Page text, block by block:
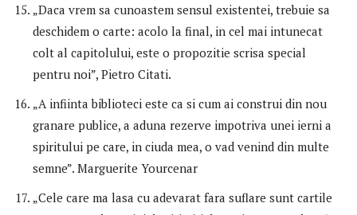
„Daca vrem sa cunoastem sensul existentei, trebuie sa
deschidem o carte: acolo la final, in cel mai intunecat
colt al capitolului, este o propozitie scrisa special
pentru noi”, Pietro Citati.
„A infiinta biblioteci este ca si cum ai construi din nou
granare publice, a aduna rezerve impotriva unei ierni a
spiritului pe care, in ciuda mea, o vad venind din multe
semne”. Marguerite Yourcenar
„Cele care ma lasa cu adevarat fara suflare sunt cartile